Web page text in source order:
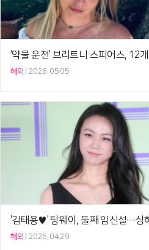
해외 2026. 05.05
해외 2026. 04.29